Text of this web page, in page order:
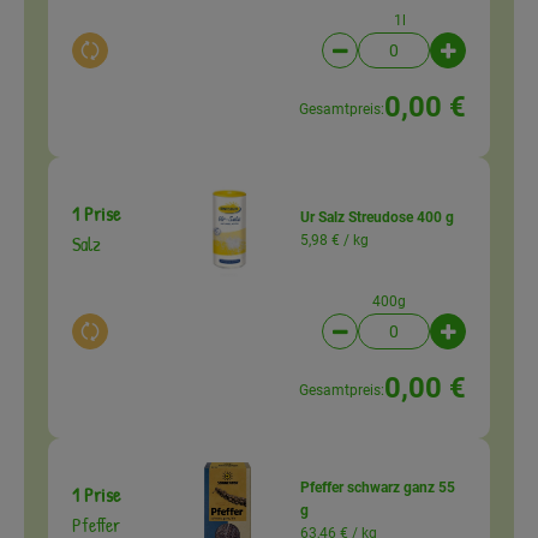
Auswahl ändern
1l
Artikelanzahl
Gesamtpreis:0,00 €
1 Prise
Salz
Auswahl ändern
Ur Salz Streudose 400 g
5,98 € / kg
400g
Artikelanzahl
Gesamtpreis:0,00 €
1 Prise
Pfeffer
Pfeffer schwarz ganz 55
g
63,46 € / kg